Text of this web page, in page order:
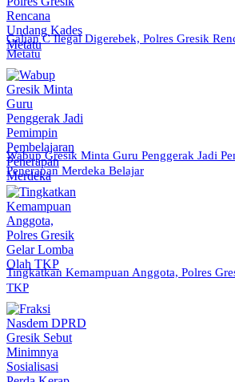
Galian C Ilegal Digerebek, Polres Gresik
Metatu
Wabup Gresik Minta Guru Penggerak Jadi
Penerapan Merdeka Belajar
Tingkatkan Kemampuan Anggota, Polres
TKP